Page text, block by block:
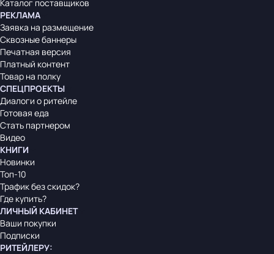
Каталог поставщиков
РЕКЛАМА
Заявка на размещение
Сквозные баннеры
Печатная версия
Платный контент
Товар на полку
СПЕЦПРОЕКТЫ
Диалоги о ритейле
Готовая еда
Стать партнером
Видео
КНИГИ
Новинки
Топ-10
Трафик без скидок?
Где купить?
ЛИЧНЫЙ КАБИНЕТ
Ваши покупки
Подписки
РИТЕЙЛЕРУ: